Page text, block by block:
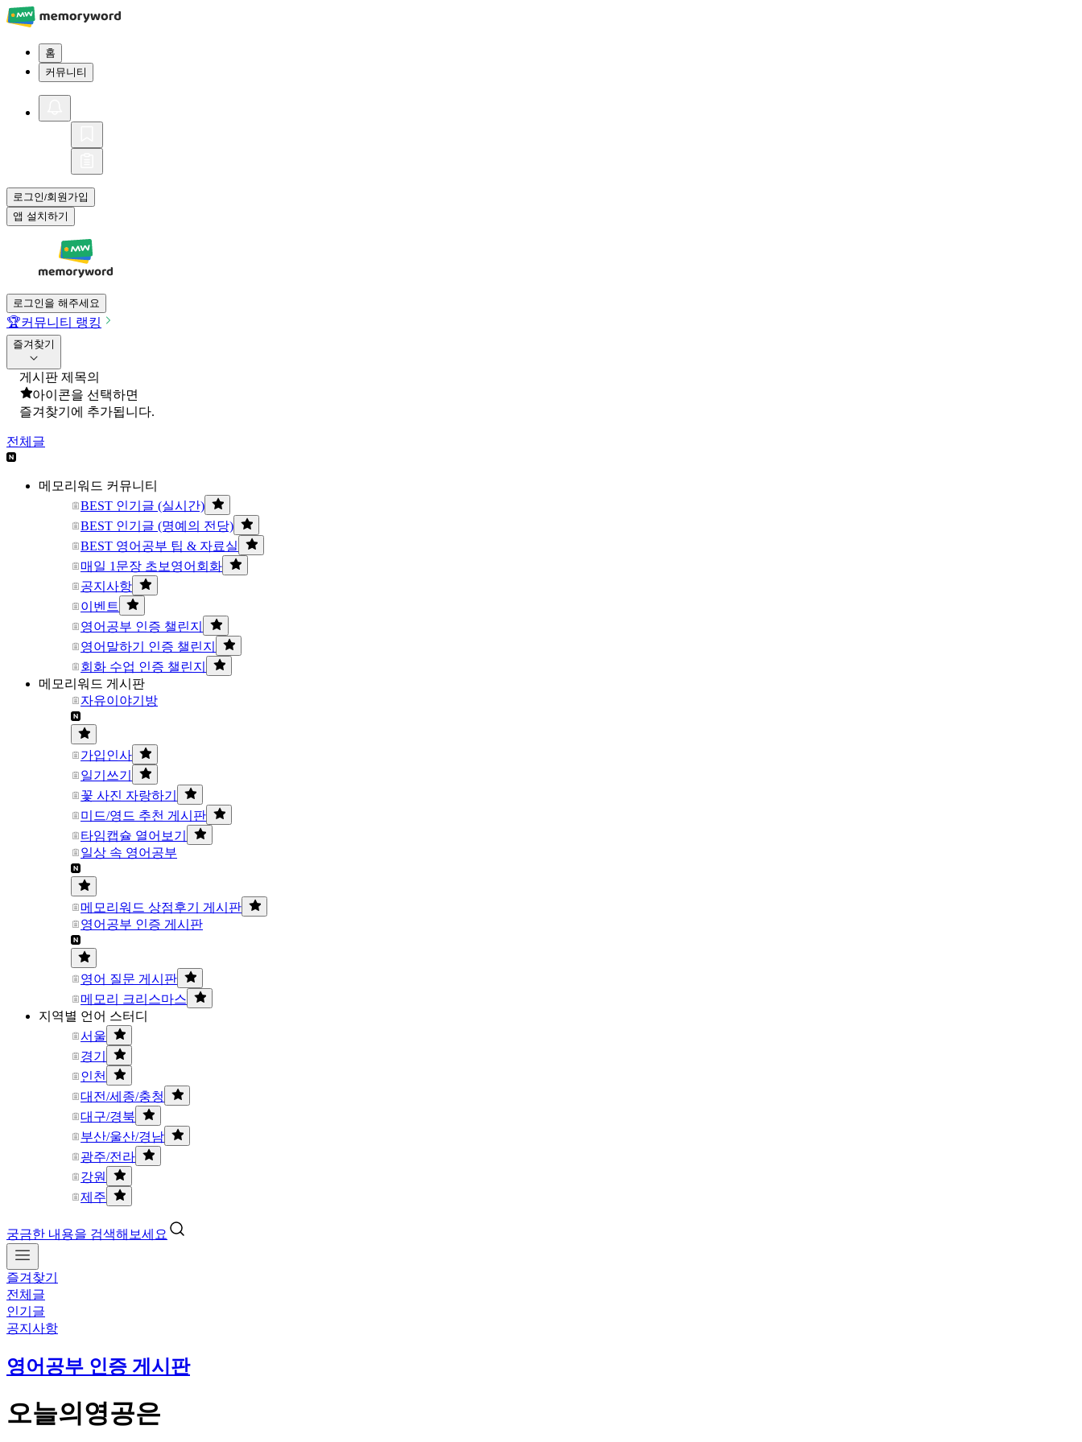
홈
커뮤니티
로그인/회원가입
앱 설치하기
로그인을 해주세요
🏆커뮤니티 랭킹
즐겨찾기
게시판 제목의
아이콘을 선택하면
즐겨찾기에 추가됩니다.
전체글
메모리워드 커뮤니티
BEST 인기글 (실시간)
BEST 인기글 (명예의 전당)
BEST 영어공부 팁 & 자료실
매일 1문장 초보영어회화
공지사항
이벤트
영어공부 인증 챌린지
영어말하기 인증 챌린지
회화 수업 인증 챌린지
메모리워드 게시판
자유이야기방
가입인사
일기쓰기
꽃 사진 자랑하기
미드/영드 추천 게시판
타임캡슐 열어보기
일상 속 영어공부
메모리워드 상점후기 게시판
영어공부 인증 게시판
영어 질문 게시판
메모리 크리스마스
지역별 언어 스터디
서울
경기
인천
대전/세종/충청
대구/경북
부산/울산/경남
광주/전라
강원
제주
궁금한 내용을 검색해보세요
즐겨찾기
전체글
인기글
공지사항
영어공부 인증 게시판
오늘의영공은